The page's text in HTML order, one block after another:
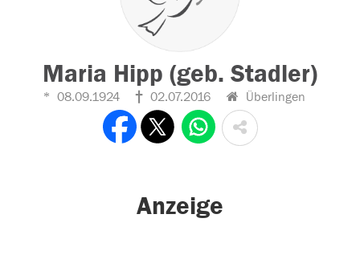
Maria Hipp (geb. Stadler)
08.09.1924 02.07.2016 Überlingen
Anzeige